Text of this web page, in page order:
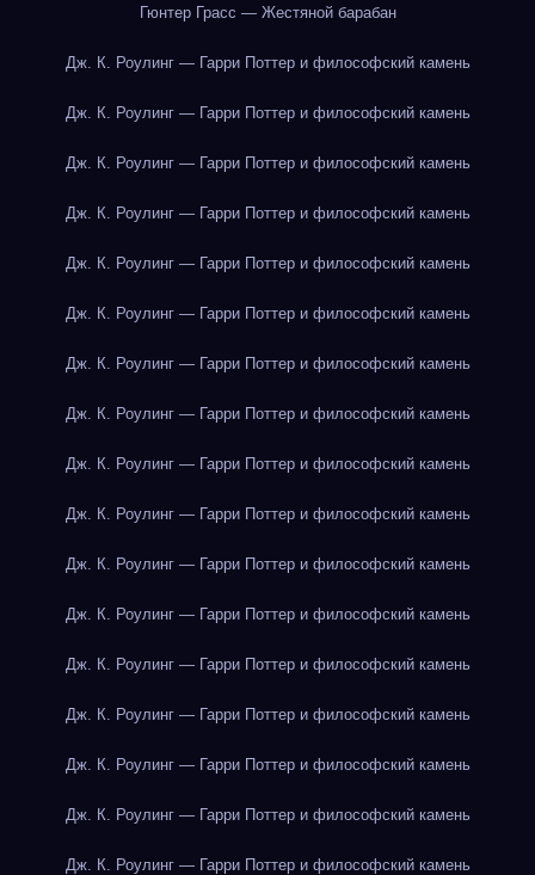
Гюнтер Грасс — Жестяной барабан
Дж. К. Роулинг — Гарри Поттер и философский камень
Дж. К. Роулинг — Гарри Поттер и философский камень
Дж. К. Роулинг — Гарри Поттер и философский камень
Дж. К. Роулинг — Гарри Поттер и философский камень
Дж. К. Роулинг — Гарри Поттер и философский камень
Дж. К. Роулинг — Гарри Поттер и философский камень
Дж. К. Роулинг — Гарри Поттер и философский камень
Дж. К. Роулинг — Гарри Поттер и философский камень
Дж. К. Роулинг — Гарри Поттер и философский камень
Дж. К. Роулинг — Гарри Поттер и философский камень
Дж. К. Роулинг — Гарри Поттер и философский камень
Дж. К. Роулинг — Гарри Поттер и философский камень
Дж. К. Роулинг — Гарри Поттер и философский камень
Дж. К. Роулинг — Гарри Поттер и философский камень
Дж. К. Роулинг — Гарри Поттер и философский камень
Дж. К. Роулинг — Гарри Поттер и философский камень
Дж. К. Роулинг — Гарри Поттер и философский камень